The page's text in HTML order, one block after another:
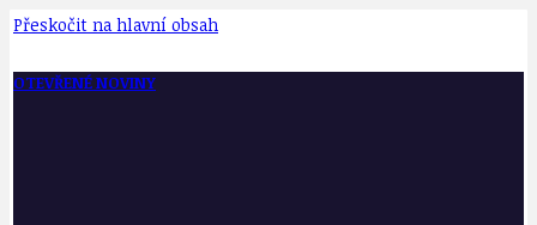
Přeskočit na hlavní obsah
OTEVŘENÉ NOVINY